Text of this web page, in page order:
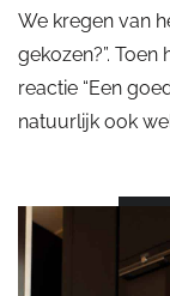
We kregen van
gekozen?”.
reactie “Een
natuurlijk ook